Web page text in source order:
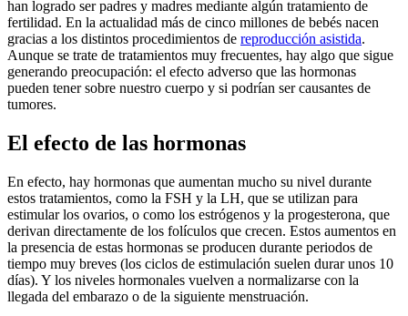
han logrado ser padres y madres mediante algún tratamiento de
fertilidad. En la actualidad más de cinco millones de bebés nacen
gracias a los distintos procedimientos de reproducción asistida.
Aunque se trate de tratamientos muy frecuentes, hay algo que sigue
generando preocupación: el efecto adverso que las hormonas
pueden tener sobre nuestro cuerpo y si podrían ser causantes de
tumores.
El efecto de las hormonas
En efecto, hay hormonas que aumentan mucho su nivel durante
estos tratamientos, como la FSH y la LH, que se utilizan para
estimular los ovarios, o como los estrógenos y la progesterona, que
derivan directamente de los folículos que crecen. Estos aumentos en
la presencia de estas hormonas se producen durante periodos de
tiempo muy breves (los ciclos de estimulación suelen durar unos 10
días). Y los niveles hormonales vuelven a normalizarse con la
llegada del embarazo o de la siguiente menstruación.